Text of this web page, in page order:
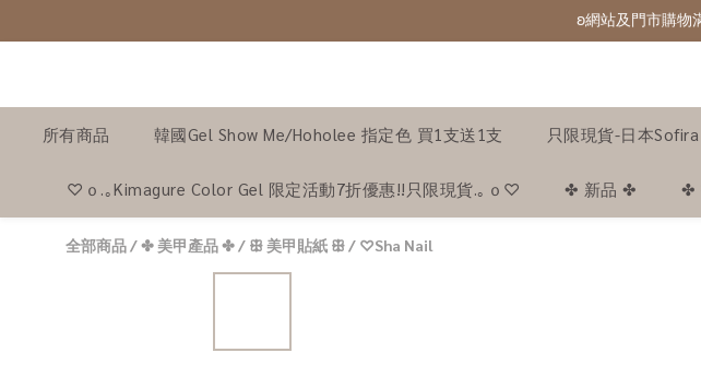
ʚ 網站免費登記
ʚ 網站免費登記
所有商品 韓國Gel Show Me/Hoholee 指定色 買1支送1支 只限現貨-日本
♡ｏ.｡Kimagure Color Gel 限定活動7折優惠!!只限現貨.｡ｏ♡ ✤ 新品 ✤ ✤
全部商品/✤ 美甲產品 ✤/ ꕥ 美甲貼紙 ꕥ/ ♡Sha Nail